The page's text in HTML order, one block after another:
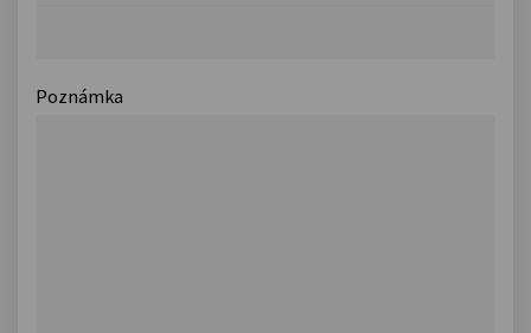
Poznámka